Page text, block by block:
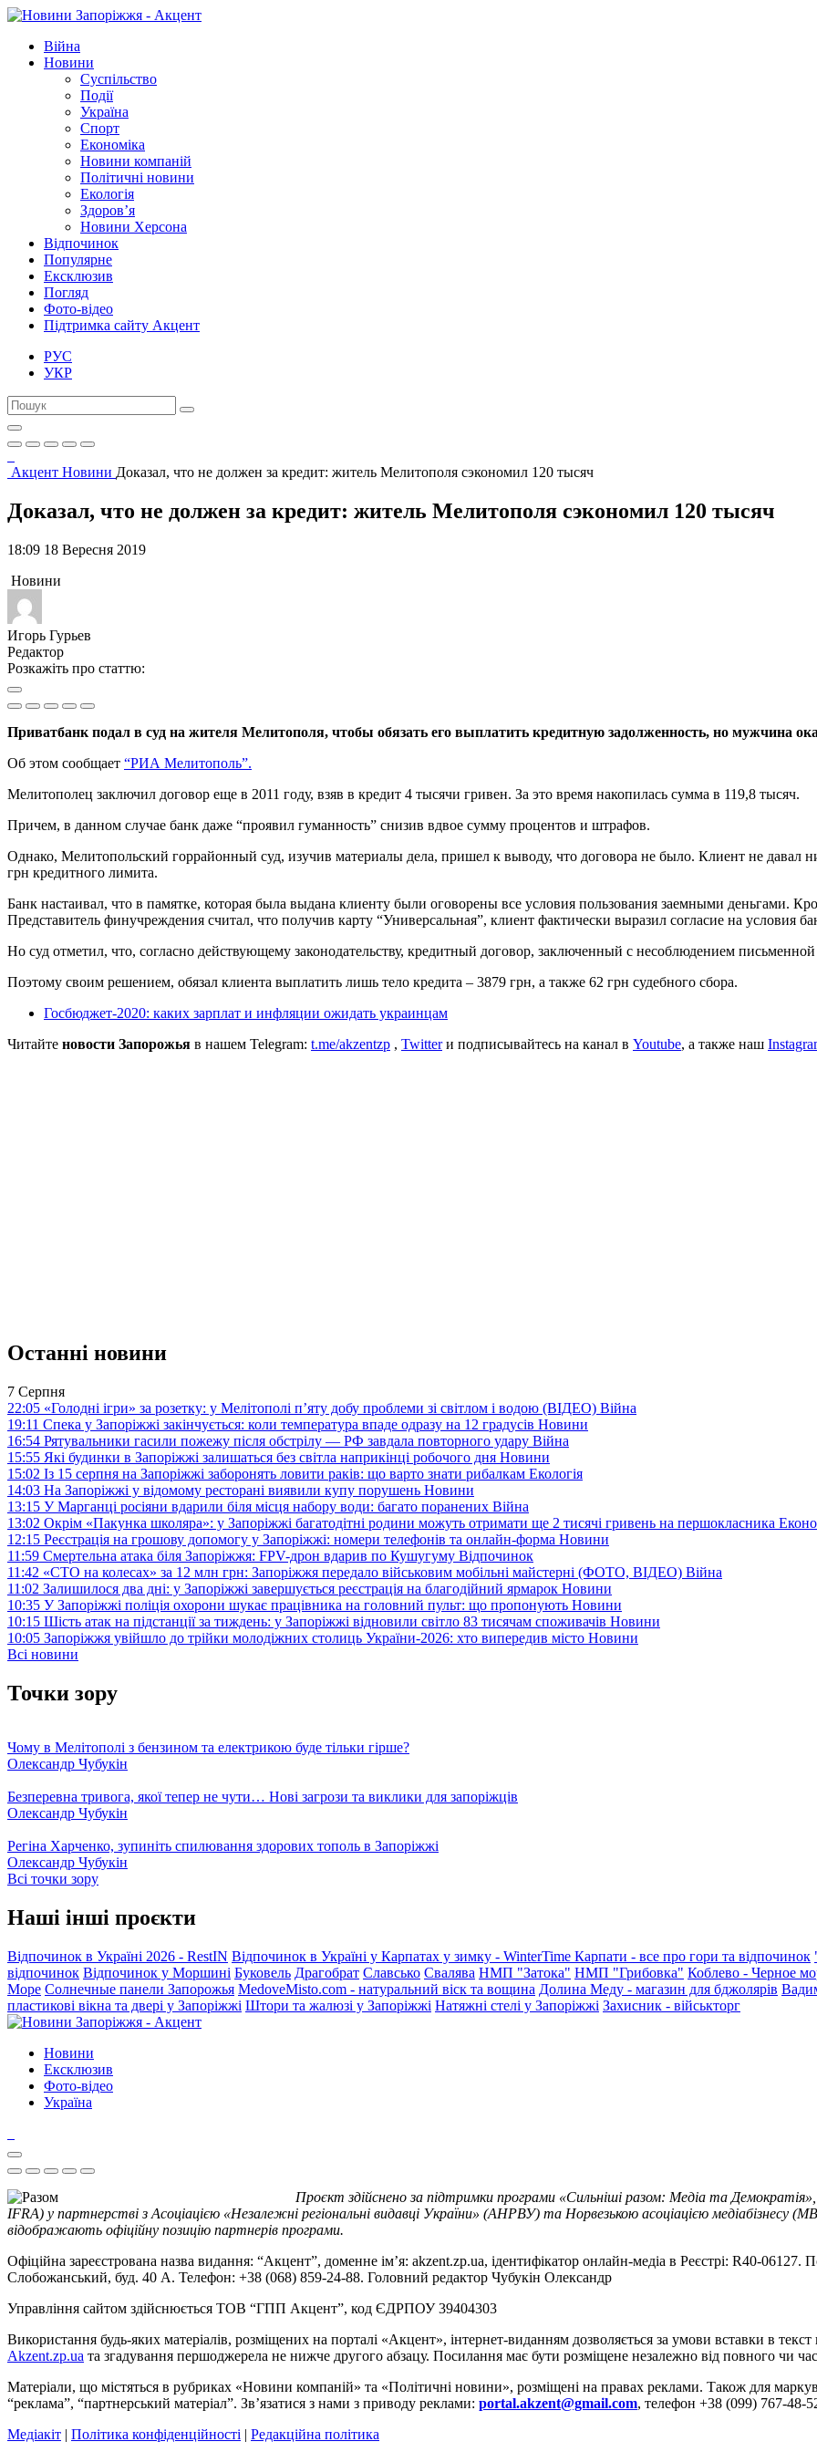
Війна
Новини
Суспільство
Події
Україна
Спорт
Економіка
Новини компаній
Політичні новини
Екологія
Здоров’я
Новини Херсона
Відпочинок
Популярне
Ексклюзив
Погляд
Фото-відео
Підтримка сайту Акцент
РУС
УКР
Акцент Новини Доказал, что не должен за кредит: житель Мелитополя сэкономил 120 тысяч
Доказал, что не должен за кредит: житель Мелитополя сэкономил 120 тысяч
18:09 18 Вересня 2019
Новини
Игорь Гурьев
Редактор
Розкажіть про статтю:
Приватбанк подал в суд на жителя Мелитополя, чтобы обязать его выплатить кредитную задолженность, но мужчина
Об этом сообщает “РИА Мелитополь”.
Мелитополец заключил договор еще в 2011 году, взяв в кредит 4 тысячи гривен. За это время накопилась сумма в 119,8 тысяч.
Причем, в данном случае банк даже “проявил гуманность” снизив вдвое сумму процентов и штрафов.
Однако, Мелитопольский горрайонный суд, изучив материалы дела, пришел к выводу, что договора не было. Клиент не давал
грн кредитного лимита.
Банк настаивал, что в памятке, которая была выдана клиенту были оговорены все условия пользования заемными деньгами.
Представитель финучреждения считал, что получив карту “Универсальная”, клиент фактически выразил согласие на условия
Но суд отметил, что, согласно действующему законодательству, кредитный договор, заключенный с несоблюдением
Поэтому своим решением, обязал клиента выплатить лишь тело кредита – 3879 грн, а также 62 грн судебного сбора.
Госбюджет-2020: каких зарплат и инфляции ожидать украинцам
Читайте новости Запорожья в нашем Telegram: t.me/akzentzp , Twitterи подписывайтесь на канал в Youtube, а также наш
Останні новини
7 Серпня
22:05 «Голодні ігри» за розетку: у Мелітополі п’яту добу проблеми зі світлом і водою (ВІДЕО) Війна
19:11 Спека у Запоріжжі закінчується: коли температура впаде одразу на 12 градусів Новини
16:54 Рятувальники гасили пожежу після обстрілу — РФ завдала повторного удару Війна
15:55 Які будинки в Запоріжжі залишаться без світла наприкінці робочого дня Новини
15:02 Із 15 серпня на Запоріжжі заборонять ловити раків: що варто знати рибалкам Екологія
14:03 На Запоріжжі у відомому ресторані виявили купу порушень Новини
13:15 У Марганці росіяни вдарили біля місця набору води: багато поранених Війна
13:02 Окрім «Пакунка школяра»: у Запоріжжі багатодітні родини можуть отримати ще 2 тисячі гривень на першокласника
12:15 Реєстрація на грошову допомогу у Запоріжжі: номери телефонів та онлайн-форма Новини
11:59 Смертельна атака біля Запоріжжя: FPV-дрон вдарив по Кушугуму Відпочинок
11:42 «СТО на колесах» за 12 млн грн: Запоріжжя передало військовим мобільні майстерні (ФОТО, ВІДЕО) Війна
11:02 Залишилося два дні: у Запоріжжі завершується реєстрація на благодійний ярмарок Новини
10:35 У Запоріжжі поліція охорони шукає працівника на головний пульт: що пропонують Новини
10:15 Шість атак на підстанції за тиждень: у Запоріжжі відновили світло 83 тисячам споживачів Новини
10:05 Запоріжжя увійшло до трійки молодіжних столиць України-2026: хто випередив місто Новини
Всі новини
Точки зору
Чому в Мелітополі з бензином та електрикою буде тільки гірше?
Олександр Чубукін
Безперевна тривога, якої тепер не чути… Нові загрози та виклики для запоріжців
Олександр Чубукін
Регіна Харченко, зупиніть спилювання здорових тополь в Запоріжжі
Олександр Чубукін
Всі точки зору
Наші інші проєкти
Відпочинок в Україні 2026 - RestIN Відпочинок в Україні у Карпатах у зимку - WinterTime Карпати - все про гори та відпочинок
відпочинок Відпочинок у Моршині Буковель Драгобрат Славсько Свалява НМП "Затока" НМП "Грибовка" Коблево - Черное
Море Солнечные панели Запорожья MedoveMisto.com - натуральний віск та вощина Долина Меду - магазин для бджолярів
пластикові вікна та двері у Запоріжжі Штори та жалюзі у Запоріжжі Натяжні стелі у Запоріжжі Захисник - військторг
Новини
Ексклюзив
Фото-відео
Україна
Проєкт здійснено за підтримки програми «Сильніші разом: Медіа та
IFRA) у партнерстві з Асоціацією «Незалежні регіональні видавці України» (АНРВУ) та Норвезькою асоціацією медіабізнесу
відображають офіційну позицію партнерів програми.
Офіційна зареєстрована назва видання: “Акцент”, доменне ім’я: akzent.zp.ua, ідентифікатор онлайн-медіа в Реєстрі: R40-
Слобожанський, буд. 40 А. Телефон: +38 (068) 859-24-88. Головний редактор Чубукін Олександр
Управління сайтом здійснюється ТОВ “ГПП Акцент”, код ЄДРПОУ 39404303
Використання будь-яких матеріалів, розміщених на порталі «Акцент», інтернет-виданням дозволяється за умови вставки в
Akzent.zp.ua та згадування першоджерела не нижче другого абзацу. Посилання має бути розміщене незалежно від повного чи
Матеріали, що містяться в рубриках «Новини компаній» та «Політичні новини», розміщені на правах реклами. Також для
“реклама”, “партнерський матеріал”. Зв’язатися з нами з приводу реклами: portal.akzent@gmail.com, телефон +38 (099) 767-48-
Медіакіт | Політика конфіденційності | Редакційна політика